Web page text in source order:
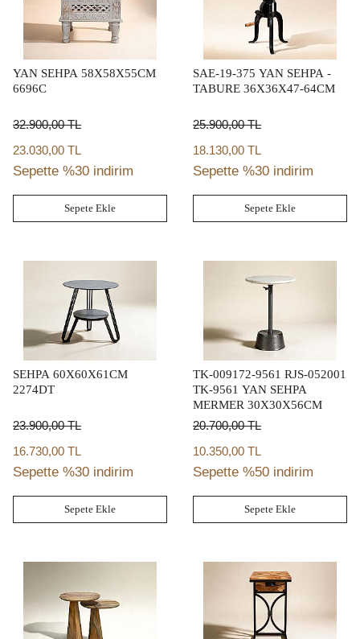
YAN SEHPA 58X58X55CM
6696C
32.900,00TL
23.030,00 TL
Sepette %30 indirim
Sepete Ekle
SAE-19-375 YAN SEHPA -
TABURE 36X36X47-64CM
25.900,00TL
18.130,00 TL
Sepette %30 indirim
Sepete Ekle
SEHPA 60X60X61CM
2274DT
23.900,00TL
16.730,00 TL
Sepette %30 indirim
Sepete Ekle
TK-009172-9561 RJS-052001
TK-9561 YAN SEHPA
MERMER 30X30X56CM
20.700,00TL
10.350,00 TL
Sepette %50 indirim
Sepete Ekle